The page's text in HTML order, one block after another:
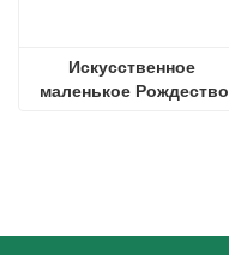
Искусственное
маленькое Рождество